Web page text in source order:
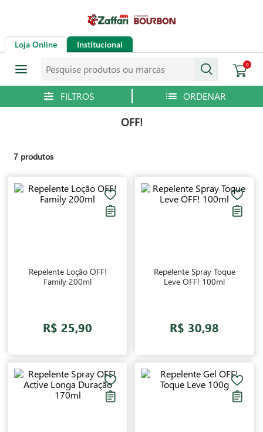
Loja Online Institucional
0
OFF!
7 produtos
Repelente Loção OFF!
Family 200ml
R$ 25,90
Repelente Spray Toque
Leve OFF! 100ml
R$ 30,98